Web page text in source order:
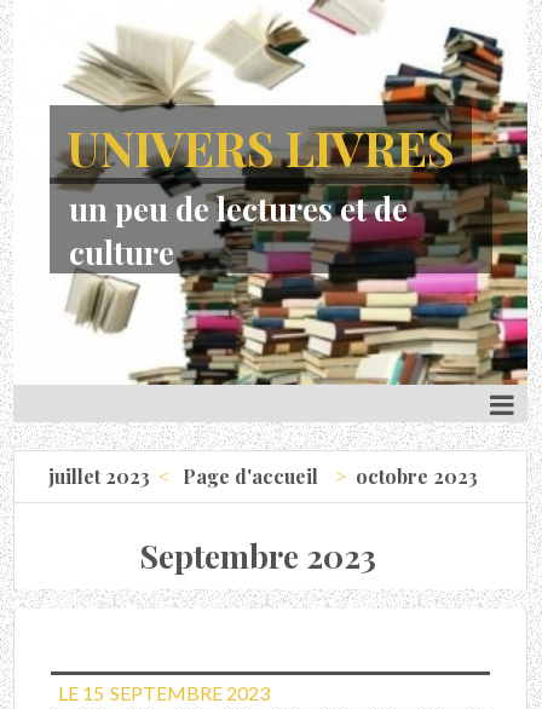
UNIVERS LIVRES
un peu de lectures et de
culture
juillet 2023 Page d'accueil octobre 2023
Septembre 2023
LE 15 SEPTEMBRE 2023